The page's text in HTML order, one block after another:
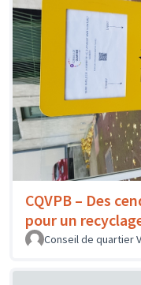
CQVPB – Des
pour un
Conseil de quartier